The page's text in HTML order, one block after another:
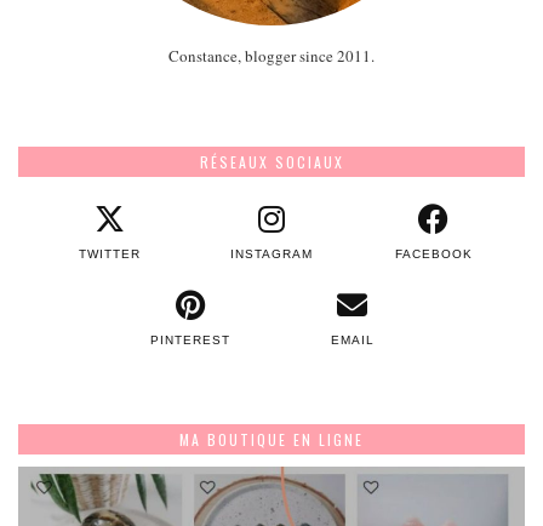
Constance, blogger since 2011.
RÉSEAUX SOCIAUX
TWITTER INSTAGRAM FACEBOOK
PINTEREST EMAIL
MA BOUTIQUE EN LIGNE